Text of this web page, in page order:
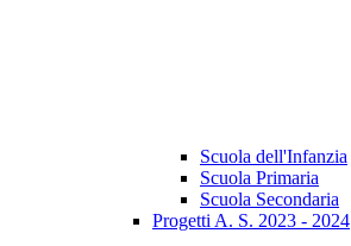
Scuola dell'Infanzia
Scuola Primaria
Scuola Secondaria
Progetti A. S. 2023 - 2024